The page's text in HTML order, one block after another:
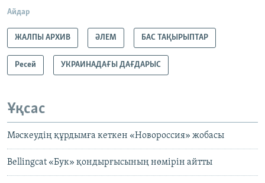
Айдар
ЖАЛПЫ АРХИВ ӘЛЕМ БАС ТАҚЫРЫПТАР
Ресей УКРАИНАДАҒЫ ДАҒДАРЫС
Ұқсас
Мәскеудің құрдымға кеткен «Новороссия» жобасы
Bellingcat «Бук» қондырғысының нөмірін айтты